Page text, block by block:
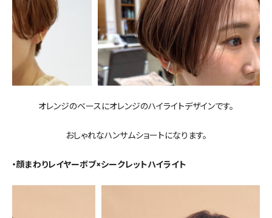
オレンジのベースにオレンジのハイライトデザインです。
おしゃれなハンサムショートになります。
・顔まわりレイヤーボブ×シークレットハイライト